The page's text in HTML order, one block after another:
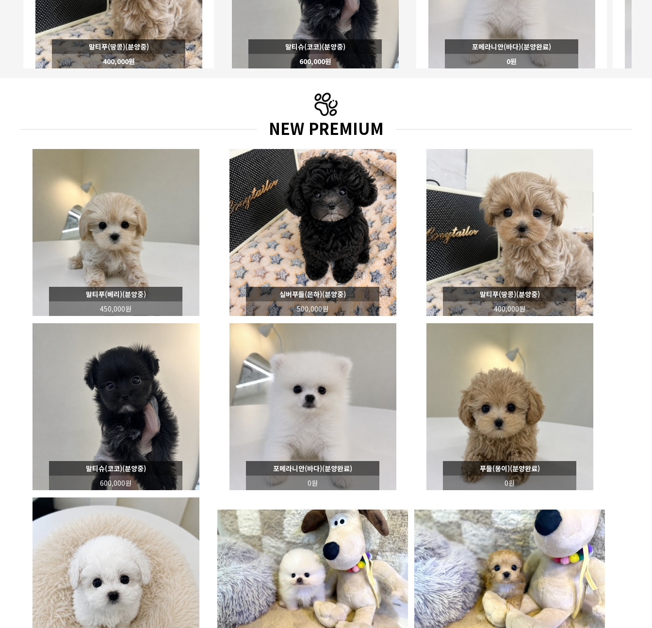
말티슈(코코)(분양중)
600,000원
포메라니안(바다)(분양완료)
0원
푸들(몽이)(분양완료)
NEW PREMIUM
말티푸(베리)(분양중)
450,000원
실버푸들(은하)(분양중)
500,000원
말티푸(땅콩)(분양중)
400,000원
말티슈(코코)(분양중)
600,000원
포메라니안(바다)(분양완료)
0원
푸들(몽이)(분양완료)
0원